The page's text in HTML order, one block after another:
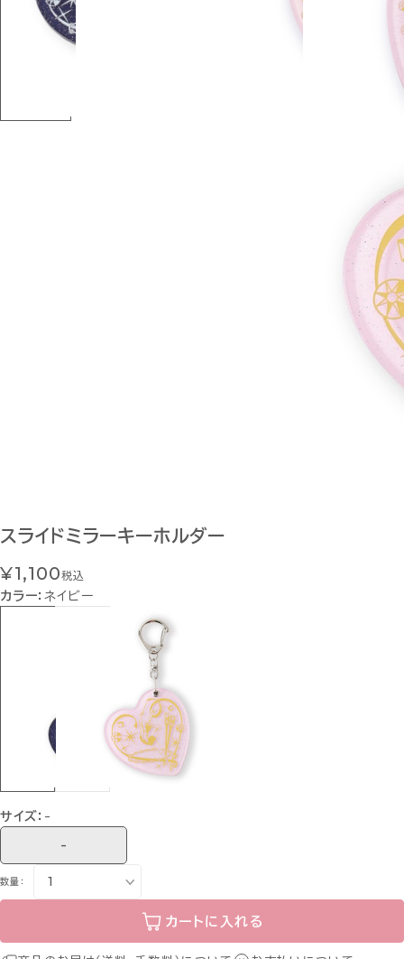
スライドミラーキーホルダー
¥1,100税込
カラー：ネイビー
サイズ： -
-
数量：
カートに入れる